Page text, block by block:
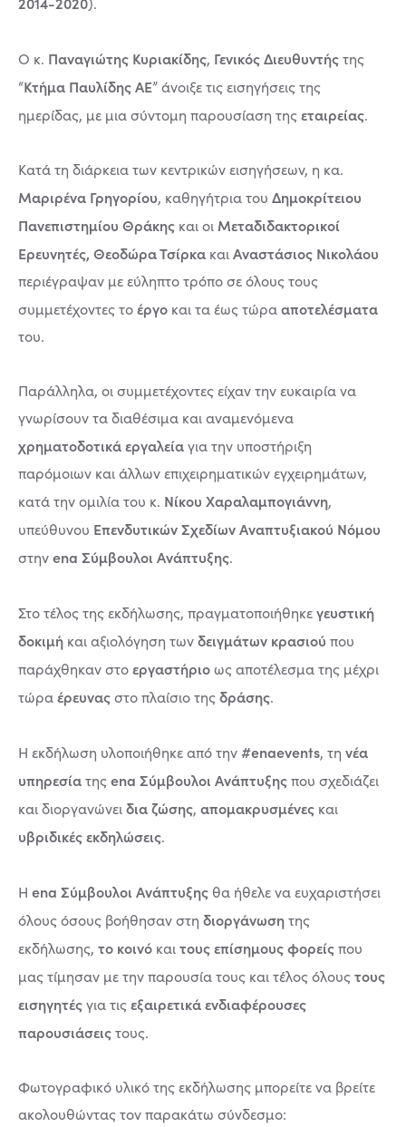
Ο κ. Παναγιώτης Κυριακίδης, Γενικός Διευθυντήςτης
“Κτήμα Παυλίδης ΑΕ” άνοιξε τις εισηγήσεις της
ημερίδας, με μια σύντομη παρουσίαση τηςεταιρείας.
Κατά τη διάρκεια των κεντρικών εισηγήσεων, η κα.
Μαριρένα Γρηγορίου, καθηγήτρια του Δημοκρίτειου
Πανεπιστημίου Θράκης και οι Μεταδιδακτορικοί
Ερευνητές, Θεοδώρα Τσίρκα καιΑναστάσιος Νικολάου
περιέγραψαν με εύληπτο τρόπο σε όλους τους
συμμετέχοντες τοέργο και τα έως τώρααποτελέσματα
του.
Παράλληλα, οι συμμετέχοντες είχαν την ευκαιρία να
γνωρίσουν τα διαθέσιμα και αναμενόμενα
χρηματοδοτικά εργαλείαγια την υποστήριξη
παρόμοιων και άλλων επιχειρηματικών εγχειρημάτων,
κατά την ομιλία του κ. Νίκου Χαραλαμπογιάννη,
υπεύθυνου Επενδυτικών Σχεδίων Αναπτυξιακού Νόμου
στηνena Σύμβουλοι Ανάπτυξης.
Στο τέλος της εκδήλωσης, πραγματοποιήθηκεγευστική
δοκιμή και αξιολόγηση τωνδειγμάτων κρασιού που
παράχθηκαν στοεργαστήριοως αποτέλεσμα της μέχρι
τώραέρευναςστο πλαίσιο τηςδράσης.
Η εκδήλωση υλοποιήθηκε από την#enaevents, τη νέα
υπηρεσίατηςena Σύμβουλοι Ανάπτυξηςπου σχεδιάζει
και διοργανώνειδια ζώσης, απομακρυσμένες και
υβριδικές εκδηλώσεις.
Η ena Σύμβουλοι Ανάπτυξης θα ήθελε να ευχαριστήσει
όλους όσους βοήθησαν στη διοργάνωσητης
εκδήλωσης, το κοινό καιτους επίσημους φορείςπου
μας τίμησαν με την παρουσία τους και τέλος όλουςτους
εισηγητέςγια τιςεξαιρετικά ενδιαφέρουσες
παρουσιάσειςτους.
Φωτογραφικό υλικό της εκδήλωσης μπορείτε να βρείτε
ακολουθώντας τον παρακάτω σύνδεσμο: